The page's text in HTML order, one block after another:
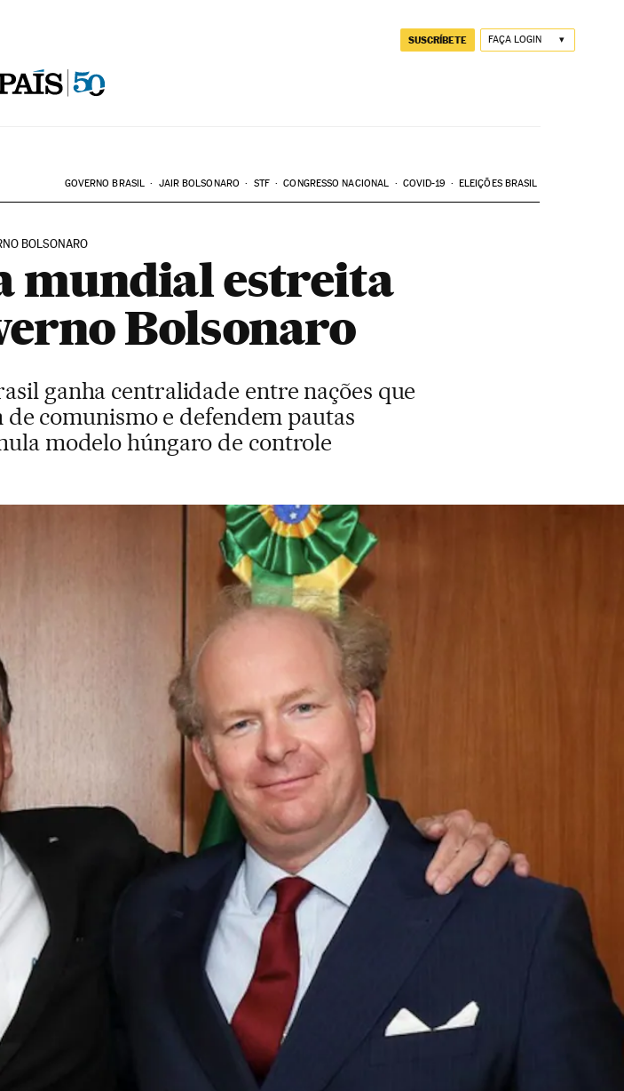
SUSCRÍBETE FAÇA LOGIN
GOVERNO BRASIL JAIR BOLSONARO STF CONGRESSO NACIONAL COVID-19 ELEIÇÕES BRASIL
BOLSONARO
mundial estreita
Bolsonaro
ganha centralidade entre nações que
comunismo e defendem pautas
modelo húngaro de controle